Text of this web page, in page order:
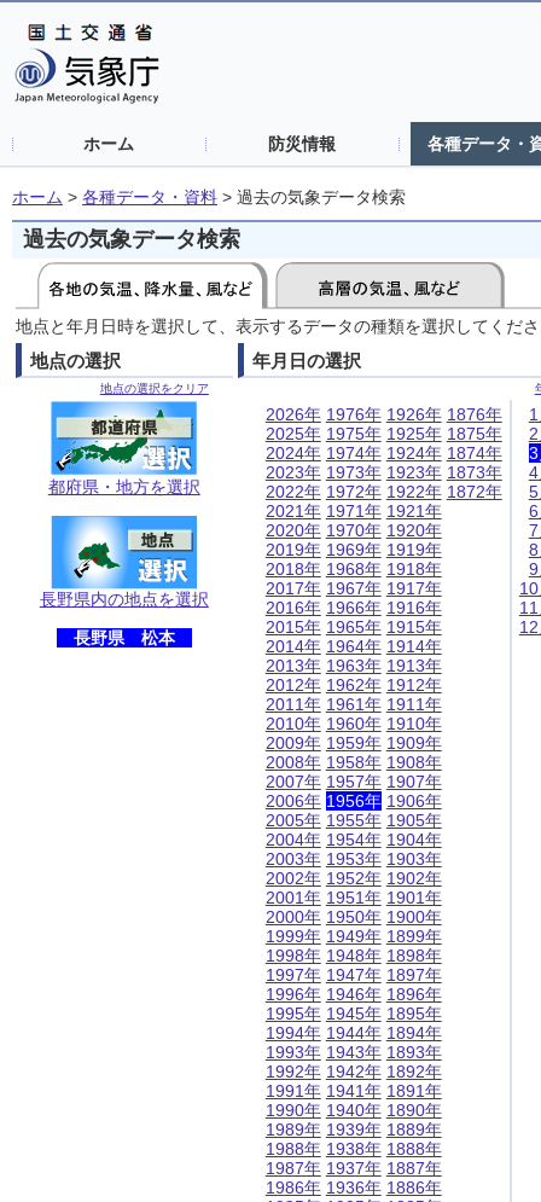
ホーム 防災情報 各種データ・
ホーム > 各種データ・資料 > 過去の気象データ検索
過去の気象データ検索
地点と年月日時を選択して、表示するデータの種類を選択してくだ
地点の選択
地点の選択をクリア
都府県・地方を選択
長野県内の地点を選択
長野県 松本
年月日の選択
2026年
2025年
2024年
2023年
2022年
2021年
2020年
2019年
2018年
2017年
2016年
2015年
2014年
2013年
2012年
2011年
2010年
2009年
2008年
2007年
2006年
2005年
2004年
2003年
2002年
2001年
2000年
1999年
1998年
1997年
1996年
1995年
1994年
1993年
1992年
1991年
1990年
1989年
1988年
1987年
1986年
1976年
1975年
1974年
1973年
1972年
1971年
1970年
1969年
1968年
1967年
1966年
1965年
1964年
1963年
1962年
1961年
1960年
1959年
1958年
1957年
1956年
1955年
1954年
1953年
1952年
1951年
1950年
1949年
1948年
1947年
1946年
1945年
1944年
1943年
1942年
1941年
1940年
1939年
1938年
1937年
1936年
1926年
1925年
1924年
1923年
1922年
1921年
1920年
1919年
1918年
1917年
1916年
1915年
1914年
1913年
1912年
1911年
1910年
1909年
1908年
1907年
1906年
1905年
1904年
1903年
1902年
1901年
1900年
1899年
1898年
1897年
1896年
1895年
1894年
1893年
1892年
1891年
1890年
1889年
1888年
1887年
1886年
1876年
1875年
1874年
1873年
1872年